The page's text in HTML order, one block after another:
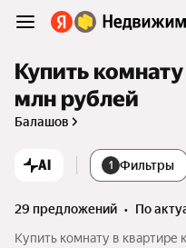
Купить
млн рублей
Балашов
AI 1 Фильтры
29 предложений •
по
Купить комнату в квартире